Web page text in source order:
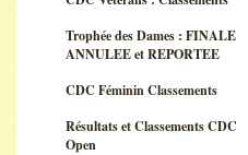
Trophée des Dames : FINALE
ANNULEE et REPORTEE
CDC Féminin Classements
Résultats et Classements CDC
Open